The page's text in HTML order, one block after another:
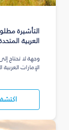
التأشيرة
العربية
وجهة لا تحتاج
الإمارات